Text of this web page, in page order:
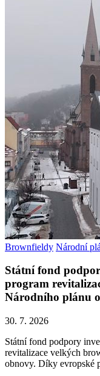
Brownfieldy Národní
Státní fond
program
Národního plánu
30. 7. 2026
Státní fond podpory
revitalizace velkých
obnovy. Díky evropské